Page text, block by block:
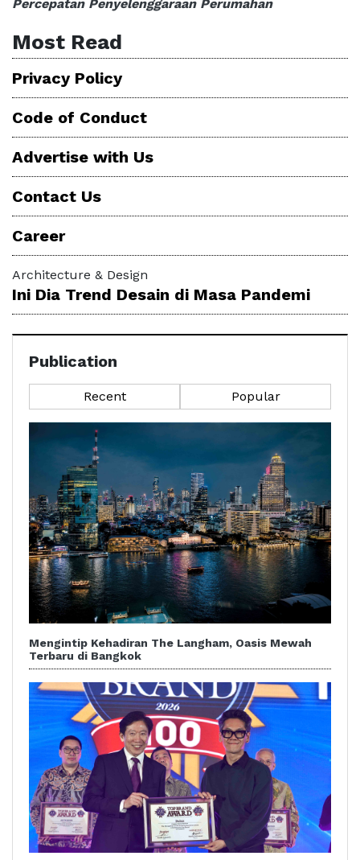
Percepatan Penyelenggaraan Perumahan
Most Read
Privacy Policy
Code of Conduct
Advertise with Us
Contact Us
Career
Architecture & Design
Ini Dia Trend Desain di Masa Pandemi
Publication
Recent Popular
Mengintip Kehadiran The Langham, Oasis Mewah
Terbaru di Bangkok